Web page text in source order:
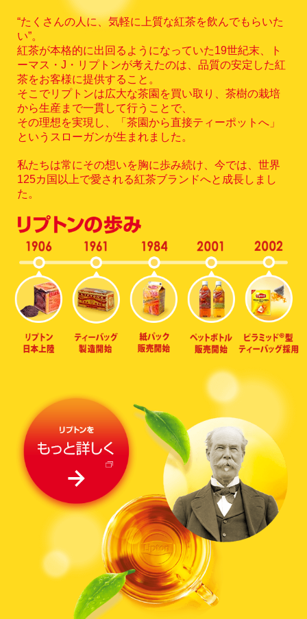
“たくさんの人に、気軽に上質な紅茶を飲んでもらいた
い”。
紅茶が本格的に出回るようになっていた19世紀末、ト
ーマス・J・リプトンが考えたのは、 品質の安定した紅
茶をお客様に提供すること。
そこでリプトンは広大な茶園を買い取り、茶樹の栽培
から生産まで一貫して行うことで、
その理想を実現し、「茶園から直接ティーポットへ」
というスローガンが生まれました。
私たちは常にその想いを胸に歩み続け、今では、 世界
125カ国以上で愛される紅茶ブランドへと成長しまし
た。